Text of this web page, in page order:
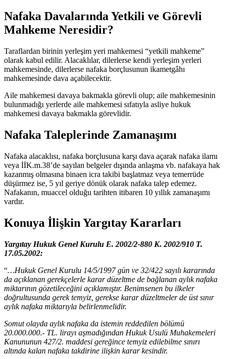
Nafaka Davalarında Yetkili ve Görevli
Mahkeme Neresidir?
Taraflardan birinin yerleşim yeri mahkemesi “yetkili mahkeme”
olarak kabul edilir. Alacaklılar, dilerlerse kendi yerleşim yerleri
mahkemesinde, dilerlerse nafaka borçlusunun ikametgâhı
mahkemesinde dava açabilecektir.
Aile mahkemesi davaya bakmakla görevli olup; aile mahkemesinin
bulunmadığı yerlerde aile mahkemesi sıfatıyla asliye hukuk
mahkemesi davaya bakmakla görevlidir.
Nafaka Taleplerinde Zamanaşımı
Nafaka alacaklısı, nafaka borçlusuna karşı dava açarak nafaka ilamı
veya İİK.m.38’de sayılan belgeler dışında anlaşma vb. nafakaya hak
kazanmış olmasına binaen icra takibi başlatmaz veya temerrüde
düşürmez ise, 5 yıl geriye dönük olarak nafaka talep edemez.
Nafakanın, muaccel olduğu tarihten itibaren 10 yıllık zamanaşımı
vardır.
Konuya İlişkin Yargıtay Kararları
Yargıtay Hukuk Genel Kurulu E. 2002/2-880 K. 2002/910 T.
17.05.2002:
“…Hukuk Genel Kurulu 14/5/1997 gün ve 32/422 sayılı kararında
da açıklanan gerekçelerle karar düzeltme de bağlanan aylık nafaka
miktarının gözetileceğini açıklamıştır. Benimsenen bu ilkeler
doğrultusunda gerek temyiz, gerekse karar düzeltmeler de üst sınır
aylık nafaka miktarıyla belirlenmelidir.
Somut olayda aylık nafaka da istemin reddedilen bölümü
20.000.000.- TL. lirayı aşmadığından Hukuk Usulü Muhakemeleri
Kanununun 427/2. maddesi gereğince temyiz edilebilme sınırı
altında kalan nafaka takdirine ilişkin karar kesindir.